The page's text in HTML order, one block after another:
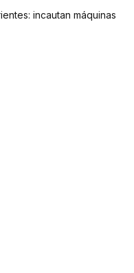
incautan máquinas